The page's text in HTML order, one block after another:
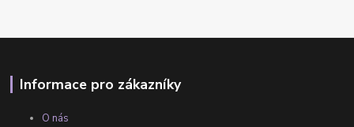
Informace pro zákazníky
O nás